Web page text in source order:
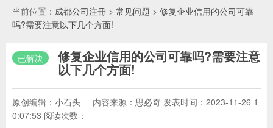
当前位置： 成都公司注冊 > 常见问题 > 修复企业信用的公司可靠
吗?需要注意以下几个方面!
已解决 修复企业信用的公司可靠吗?需要注意
以下几个方面!
原创编辑：小石头 内容来源：思必奇 发表时间：2023-11-26 1
0:07:53 阅读次数：